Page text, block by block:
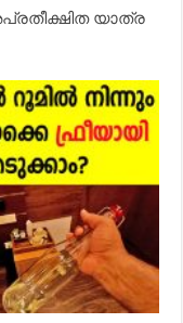
യാത്ര